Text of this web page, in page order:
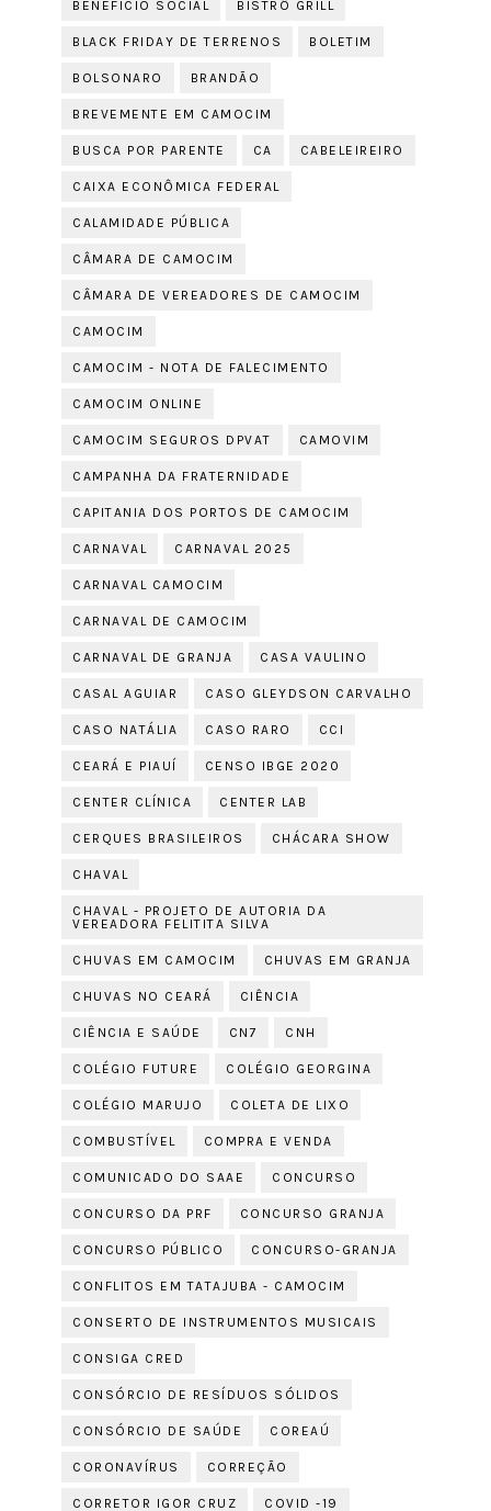
BENEFICIO SOCIAL BISTRÔ GRILL
BLACK FRIDAY DE TERRENOS BOLETIM
BOLSONARO BRANDÃO
BREVEMENTE EM CAMOCIM
BUSCA POR PARENTE CA CABELEIREIRO
CAIXA ECONÔMICA FEDERAL
CALAMIDADE PÚBLICA
CÂMARA DE CAMOCIM
CÂMARA DE VEREADORES DE CAMOCIM
CAMOCIM
CAMOCIM - NOTA DE FALECIMENTO
CAMOCIM ONLINE
CAMOCIM SEGUROS DPVAT CAMOVIM
CAMPANHA DA FRATERNIDADE
CAPITANIA DOS PORTOS DE CAMOCIM
CARNAVAL CARNAVAL 2025
CARNAVAL CAMOCIM
CARNAVAL DE CAMOCIM
CARNAVAL DE GRANJA CASA VAULINO
CASAL AGUIAR CASO GLEYDSON CARVALHO
CASO NATÁLIA CASO RARO CCI
CEARÁ E PIAUÍ CENSO IBGE 2020
CENTER CLÍNICA CENTER LAB
CERQUES BRASILEIROS CHÁCARA SHOW
CHAVAL
CHAVAL - PROJETO DE AUTORIA DA
VEREADORA FELITITA SILVA
CHUVAS EM CAMOCIM CHUVAS EM GRANJA
CHUVAS NO CEARÁ CIÊNCIA
CIÊNCIA E SAÚDE CN7 CNH
COLÉGIO FUTURE COLÉGIO GEORGINA
COLÉGIO MARUJO COLETA DE LIXO
COMBUSTÍVEL COMPRA E VENDA
COMUNICADO DO SAAE CONCURSO
CONCURSO DA PRF CONCURSO GRANJA
CONCURSO PÚBLICO CONCURSO-GRANJA
CONFLITOS EM TATAJUBA - CAMOCIM
CONSERTO DE INSTRUMENTOS MUSICAIS
CONSIGA CRED
CONSÓRCIO DE RESÍDUOS SÓLIDOS
CONSÓRCIO DE SAÚDE COREAÚ
CORONAVÍRUS CORREÇÃO
CORRETOR IGOR CRUZ COVID -19